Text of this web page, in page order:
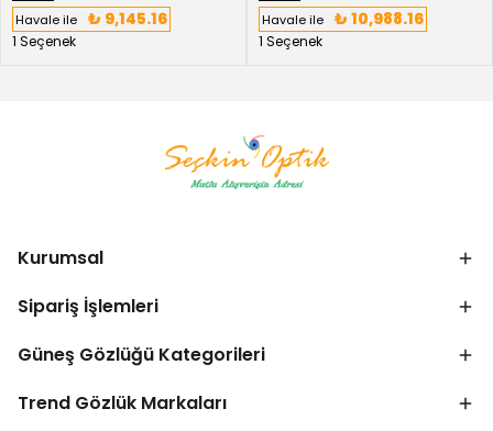
Havale ile ₺ 9,145.16
1 Seçenek
Havale ile ₺ 10,988.16
1 Seçenek
Kurumsal
Sipariş İşlemleri
Güneş Gözlüğü Kategorileri
Trend Gözlük Markaları